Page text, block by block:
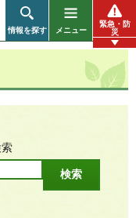
情報を探す メニュー
緊急・防
災